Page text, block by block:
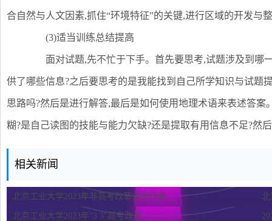
合自然与人文因素,抓住“环境特征”的关键,进行区域的开发与
(3)适当训练总结提高
面对试题,先不忙于下手。首先要思考,试题涉及到哪
供了哪些信息?之后要思考的是我能找到自己所学知识与试题
思路吗?然后是进行解答,最后是如何使用地理术语来表述答
糊?是自己读图的技能与能力欠缺?还是提取有用信息不足?然
相关新闻
北京工业大学2023年非高考改革省份分省... 北
北京工业大学2023年“3 3”高考改革...